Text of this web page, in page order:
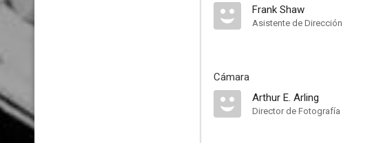
Frank Shaw
Asistente de Dirección
Cámara
Arthur E. Arling
Director de Fotografía